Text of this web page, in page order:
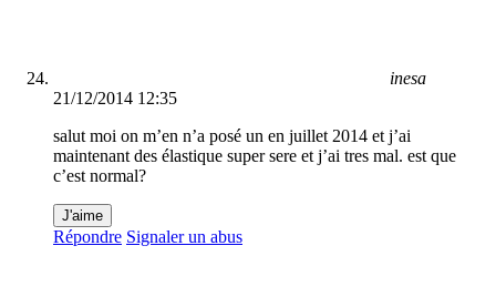
inesa
21/12/2014 12:35
salut moi on m’en n’a posé un en juillet 2014 et j’ai
maintenant des élastique super sere et j’ai tres mal. est que
c’est normal?
J'aime
Répondre Signaler un abus